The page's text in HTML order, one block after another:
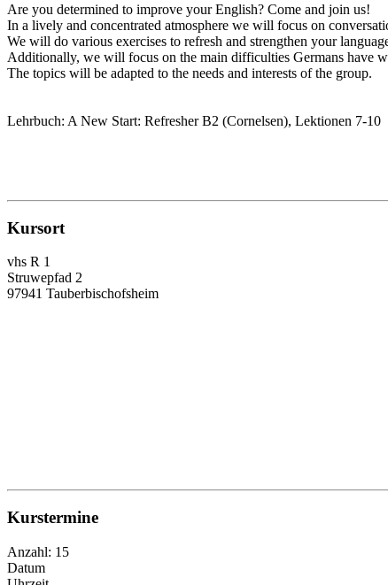
Are you determined to improve your English? Come and join us!
In a lively and concentrated atmosphere we will focus on
We will do various exercises to refresh and strengthen your
Additionally, we will focus on the main difficulties Germans have
The topics will be adapted to the needs and interests of the group.
Lehrbuch: A New Start: Refresher B2 (Cornelsen), Lektionen 7-10
Kursort
vhs R 1
Struwepfad 2
97941 Tauberbischofsheim
Kurstermine
Anzahl: 15
Datum